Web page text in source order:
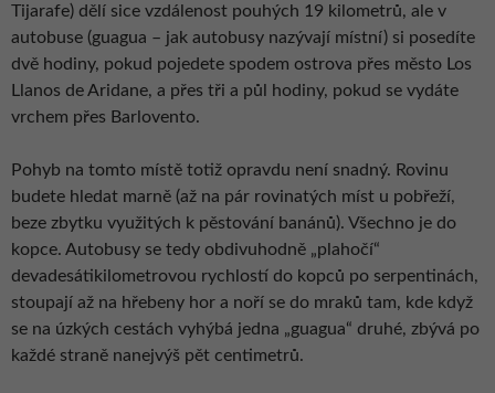
Tijarafe) dělí sice vzdálenost pouhých 19 kilometrů, ale v
autobuse (guagua – jak autobusy nazývají místní) si posedíte
dvě hodiny, pokud pojedete spodem ostrova přes město Los
Llanos de Aridane, a přes tři a půl hodiny, pokud se vydáte
vrchem přes Barlovento.
Pohyb na tomto místě totiž opravdu není snadný. Rovinu
budete hledat marně (až na pár rovinatých míst u pobřeží,
beze zbytku využitých k pěstování banánů). Všechno je do
kopce. Autobusy se tedy obdivuhodně „plahočí“
devadesátikilometrovou rychlostí do kopců po serpentinách,
stoupají až na hřebeny hor a noří se do mraků tam, kde když
se na úzkých cestách vyhýbá jedna „guagua“ druhé, zbývá po
každé straně nanejvýš pět centimetrů.